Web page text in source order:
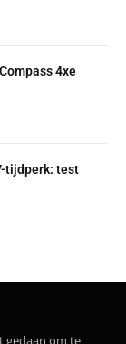
4xe
tijdperk: test
gedaan om te